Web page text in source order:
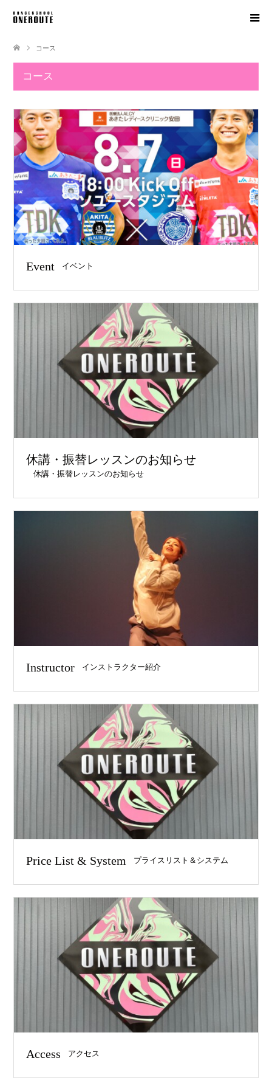
コース
コース
Event イベント
休講・振替レッスンのお知らせ
休講・振替レッスンのお知らせ
Instructor インストラクター紹介
Price List & System プライスリスト＆システム
Access アクセス